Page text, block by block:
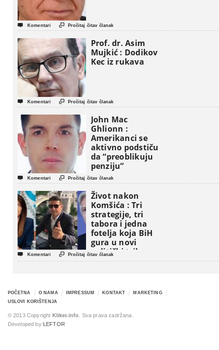
 Komentari  Pročitaj čitav članak
Prof. dr. Asim
Mujkić : Dodikov
Kec iz rukava
 Komentari  Pročitaj čitav članak
John Mac
Ghlionn :
Amerikanci se
aktivno podstiču
da “preoblikuju
penziju”
 Komentari  Pročitaj čitav članak
Život nakon
Komšića : Tri
strategije, tri
tabora i jedna
fotelja koja BiH
gura u novi
politički triler
 Komentari  Pročitaj čitav članak
POČETNA O NAMA IMPRESSUM KONTAKT
MARKETING
USLOVI KORIŠTENJA
© 2013 Copyright Kliker.info . Sva prava zadržana.
Developed by
LEFTOR